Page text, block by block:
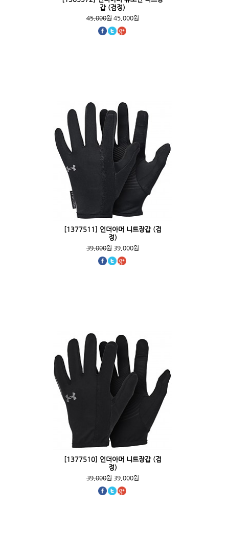
갑 (검정)
45,000원45,000원
[1377511] 언더아머 니트장갑 (검
정)
39,000원39,000원
[1377510] 언더아머 니트장갑 (검
정)
39,000원39,000원